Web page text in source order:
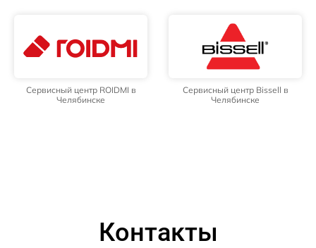
Сервисный центр ROIDMI в
Челябинске
Сервисный центр Bissell в
Челябинске
Контакты